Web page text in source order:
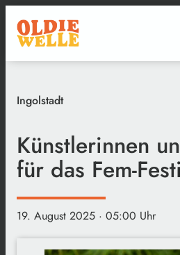
Ingolstadt
Künstlerinnen
für das Fem-
19. August 2025 · 05:00 Uhr